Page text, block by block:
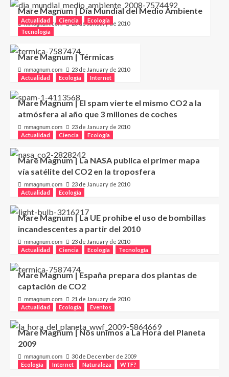
Mare Magnum | Día Mundial del Medio Ambiente
mmagnum.com 23 de January de 2010
Actualidad Ciencia
Ecología
Tecnología
Mare Magnum | Térmicas
mmagnum.com
23 de January de 2010
Actualidad
Ecología Internet
Mare Magnum | El spam vierte el mismo CO2 a la
atmósfera al año que 3 millones de coches
mmagnum.com
23 de January de 2010
Actualidad
Ciencia Ecología
Mare Magnum | La NASA publica el primer mapa
vía satélite del CO2 en la troposfera
mmagnum.com
23 de January de 2010
Actualidad
Ecología
Mare Magnum | La UE prohibe el uso de bombillas
incandescentes a partir del 2010
mmagnum.com
23 de January de 2010
Actualidad
Ciencia Ecología Tecnología
Mare Magnum | España prepara dos plantas de
captación de CO2
mmagnum.com
21 de January de 2010
Actualidad
Ecología Eventos
Mare Magnum | Nos unimos a La Hora del Planeta
2009
mmagnum.com
30 de December de 2009
Ecología
Internet Naturaleza WTF?